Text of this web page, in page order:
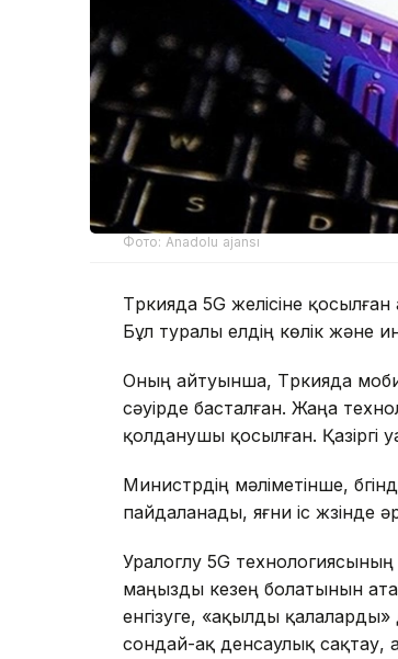
Фото: Anadolu ajansı
Түркияда 5G желісіне
Бұл туралы елдің көлік және
Оның айтуынша, Түркияда
сәуірде басталған. Жаңа
қолданушы қосылған. Қазіргі
Министрдің мәліметінше,
пайдаланады, яғни іс жүзінде
Уралоглу 5G
маңызды кезең болатынын
енгізуге, «ақылды
сондай-ақ денсаулық